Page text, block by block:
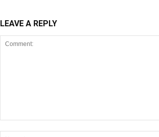
LEAVE A REPLY